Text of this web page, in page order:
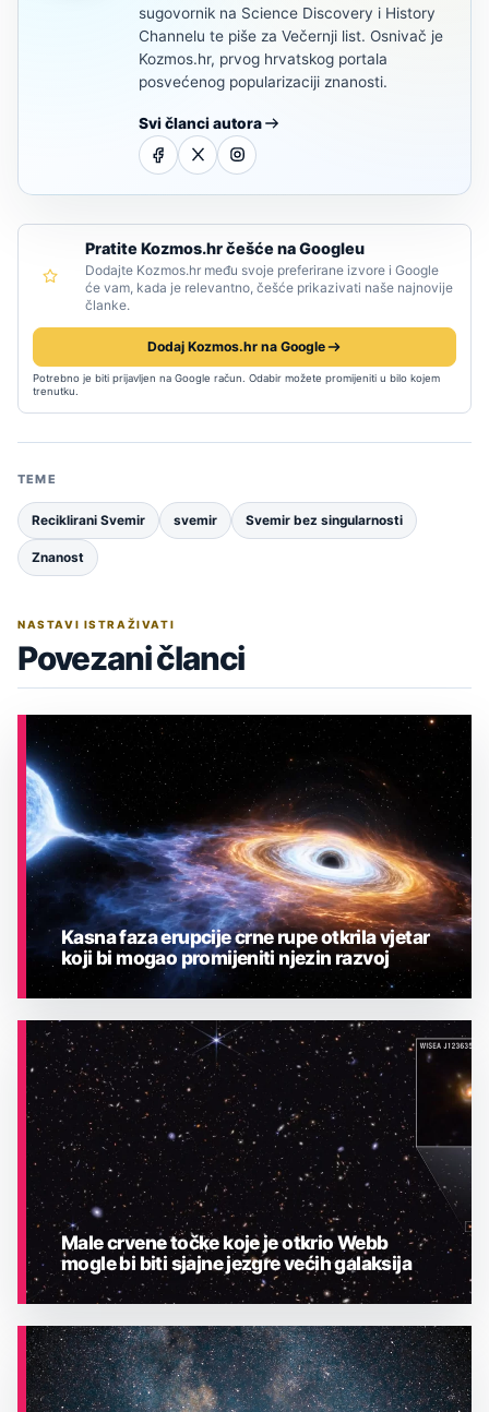
sugovornik na Science Discovery i History
Channelu te piše za Večernji list. Osnivač je
Kozmos.hr, prvog hrvatskog portala
posvećenog popularizaciji znanosti.
Svi članci autora
Pratite Kozmos.hr češće na Googleu
Dodajte Kozmos.hr među svoje preferirane izvore i Google
će vam, kada je relevantno, češće prikazivati naše najnovije
članke.
Dodaj Kozmos.hr na Google
Potrebno je biti prijavljen na Google račun. Odabir možete promijeniti u bilo kojem
trenutku.
TEME
Reciklirani Svemir svemir Svemir bez singularnosti
Znanost
NASTAVI ISTRAŽIVATI
Povezani članci
ASTRONOMIJA
Kasna faza erupcije crne rupe otkrila vjetar
koji bi mogao promijeniti njezin razvoj
ASTRONOMIJA
Male crvene točke koje je otkrio Webb
mogle bi biti sjajne jezgre većih galaksija